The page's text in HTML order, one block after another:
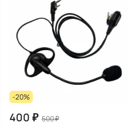
-20%
400 ₽ 500 ₽